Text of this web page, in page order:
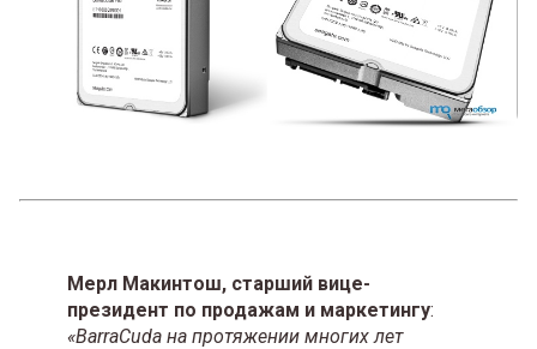
Мерл Макинтош, старший вице-
президент по продажам и маркетингу:
«BarraCuda на протяжении многих лет